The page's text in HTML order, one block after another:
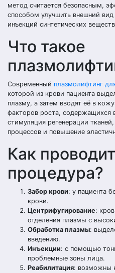
метод считается безопасным,
способом улучшить внешний
инъекций синтетических
Что такое
Современный плазмолифтинг
которой из крови пациента
плазму, а затем вводят её в
факторов роста, содержащихся
стимуляция регенерации
процессов и повышение
Как
процедура?
Забор крови: у пациента
крови.
Центрифугирование:
отделения плазмы с
Обработка плазмы:
введению.
Инъекции: с помощью
проблемные зоны лица.
Реабилитация: возможны